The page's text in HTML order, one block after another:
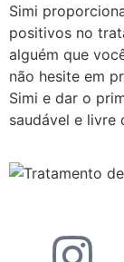
Simi
positivos no
alguém que
não hesite em
Simi e dar o
saudável e livre